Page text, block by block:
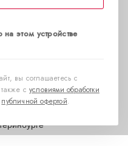
этом устройстве
вы соглашаетесь с
также сусловиями обработки
публичной офертой.